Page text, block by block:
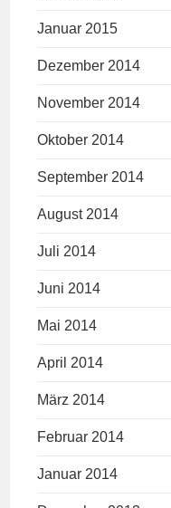
Januar 2015
Dezember 2014
November 2014
Oktober 2014
September 2014
August 2014
Juli 2014
Juni 2014
Mai 2014
April 2014
März 2014
Februar 2014
Januar 2014